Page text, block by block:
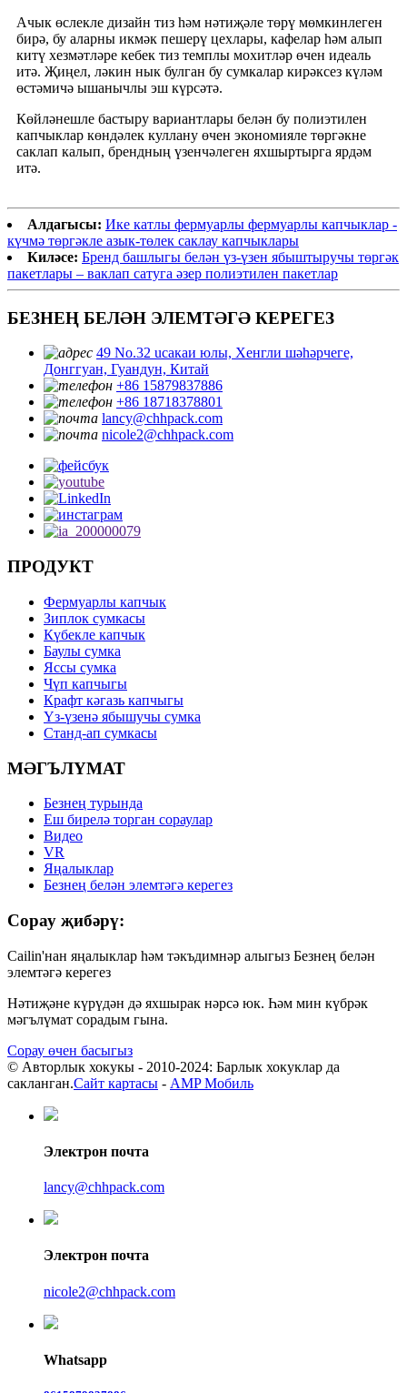
Ачык өслекле дизайн тиз һәм нәтиҗәле төрү мөмкинлеген
бирә, бу аларны икмәк пешерү цехлары, кафелар һәм алып
китү хезмәтләре кебек тиз темплы мохитләр өчен идеаль
итә. Җиңел, ләкин нык булган бу сумкалар кирәксез күләм
өстәмичә ышанычлы эш күрсәтә.
Көйләнешле бастыру вариантлары белән бу полиэтилен
капчыклар көндәлек куллану өчен экономияле төргәкне
саклап калып, брендның үзенчәлеген яхшыртырга ярдәм
итә.
Алдагысы: Ике катлы фермуарлы фермуарлы капчыклар -
күчмә төргәкле азык-төлек саклау капчыклары
Киләсе: Бренд башлыгы белән үз-үзен ябыштыручы төргәк
пакетлары – ваклап сатуга әзер полиэтилен пакетлар
БЕЗНЕҢ БЕЛӘН ЭЛЕМТӘГӘ КЕРЕГЕЗ
49 No.32 ucaкаи юлы, Хенгли шәһәрчеге,
Донггуан, Гуандун, Китай
+86 15879837886
+86 18718378801
lancy@chhpack.com
nicole2@chhpack.com
ПРОДУКТ
Фермуарлы капчык
Зиплок сумкасы
Күбекле капчык
Баулы сумка
Яссы сумка
Чүп капчыгы
Крафт кәгазь капчыгы
Үз-үзенә ябышучы сумка
Станд-ап сумкасы
МӘГЪЛҮМАТ
Безнең турында
Еш бирелә торган сораулар
Видео
VR
Яңалыклар
Безнең белән элемтәгә керегез
Сорау җибәрү:
Cailin'нан яңалыклар һәм тәкъдимнәр алыгыз Безнең белән
элемтәгә керегез
Нәтиҗәне күрүдән дә яхшырак нәрсә юк. Һәм мин күбрәк
мәгълүмат сорадым гына.
Сорау өчен басыгыз
© Авторлык хокукы - 2010-2024: Барлык хокуклар да
сакланган.Сайт картасы - AMP Мобиль
Электрон почта
lancy@chhpack.com
Электрон почта
nicole2@chhpack.com
Whatsapp